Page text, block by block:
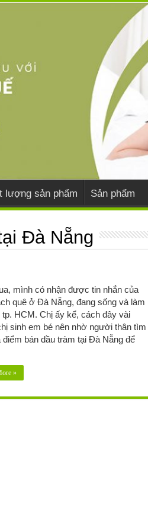
lượng sản phẩm Sản phẩm
Đà Nẵng
mình có nhận được tin nhắn của
quê ở Đà Nẵng, đang sống và làm
tp. HCM. Chị ấy kể, cách đây vài
sinh em bé nên nhờ người thân tìm
điểm bán dầu tràm tại Đà Nẵng để
»